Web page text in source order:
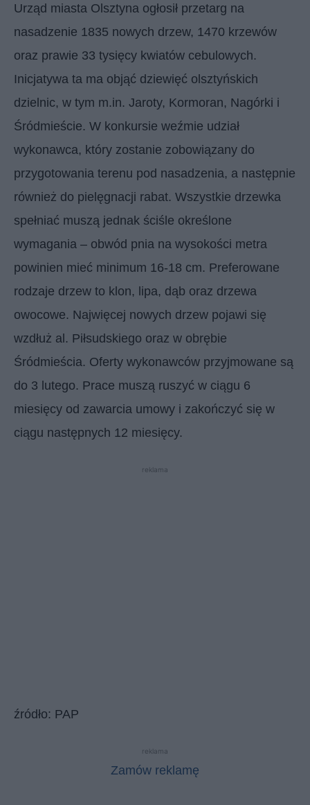
Urząd miasta Olsztyna ogłosił przetarg na
nasadzenie 1835 nowych drzew, 1470 krzewów
oraz prawie 33 tysięcy kwiatów cebulowych.
Inicjatywa ta ma objąć dziewięć olsztyńskich
dzielnic, w tym m.in. Jaroty, Kormoran, Nagórki i
Śródmieście. W konkursie weźmie udział
wykonawca, który zostanie zobowiązany do
przygotowania terenu pod nasadzenia, a następnie
również do pielęgnacji rabat. Wszystkie drzewka
spełniać muszą jednak ściśle określone
wymagania – obwód pnia na wysokości metra
powinien mieć minimum 16-18 cm. Preferowane
rodzaje drzew to klon, lipa, dąb oraz drzewa
owocowe. Najwięcej nowych drzew pojawi się
wzdłuż al. Piłsudskiego oraz w obrębie
Śródmieścia. Oferty wykonawców przyjmowane są
do 3 lutego. Prace muszą ruszyć w ciągu 6
miesięcy od zawarcia umowy i zakończyć się w
ciągu następnych 12 miesięcy.
reklama
źródło: PAP
reklama
Zamów reklamę